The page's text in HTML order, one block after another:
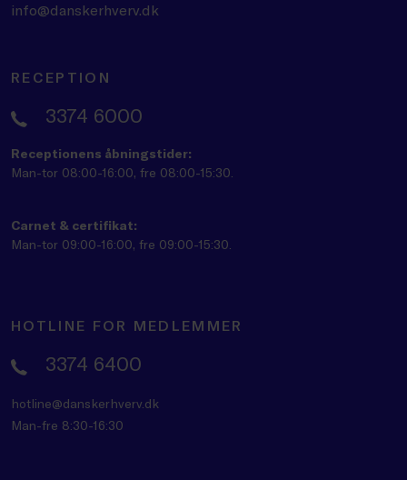
info@danskerhverv.dk
RECEPTION
3374 6000
Receptionens åbningstider:
Man-tor 08:00-16:00, fre 08:00-15:30.
Carnet & certifikat:
Man-tor 09:00-16:00, fre 09:00-15:30.
HOTLINE FOR MEDLEMMER
3374 6400
hotline@danskerhverv.dk
Man-fre 8:30-16:30